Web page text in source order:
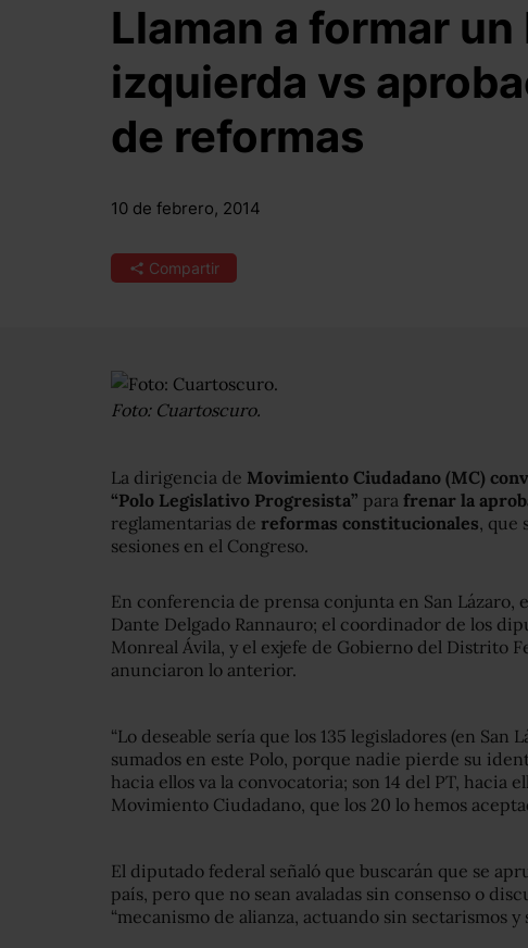
Llaman a formar
izquierda vs
de reformas
10 de febrero, 2014
Compartir
Foto: Cuartoscuro.
La dirigencia de Movimiento Ciudadano (MC)
“Polo Legislativo Progresista” para frenar la
reglamentarias de reformas constitucionales, que
sesiones en el Congreso.
En conferencia de prensa conjunta en San Lázaro,
Dante Delgado Rannauro; el coordinador de los
Monreal Ávila, y el exjefe de Gobierno del Distrito
anunciaron lo anterior.
“Lo deseable sería que los 135 legisladores (en San
sumados en este Polo, porque nadie pierde su
hacia ellos va la convocatoria; son 14 del PT, hacia
Movimiento Ciudadano, que los 20 lo hemos
El diputado federal señaló que buscarán que se
país, pero que no sean avaladas sin consenso o
“mecanismo de alianza, actuando sin sectarismos y